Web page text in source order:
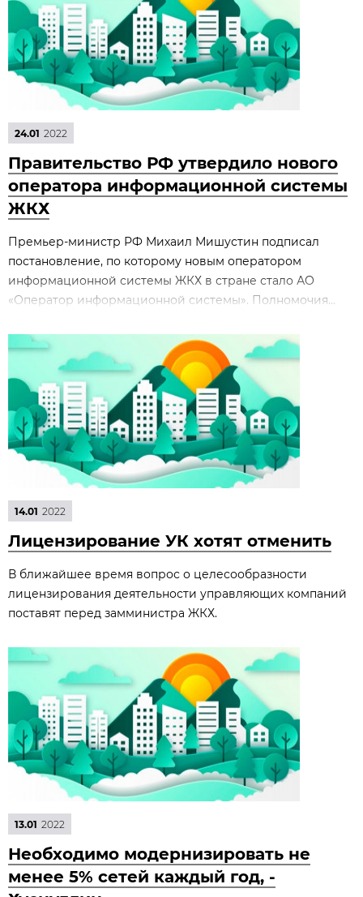
24.01 2022
Правительство РФ утвердило нового
оператора информационной системы
ЖКХ
Премьер-министр РФ Михаил Мишустин подписал
постановление, по которому новым оператором
информационной системы ЖКХ в стране стало АО
«Оператор информационной системы». Полномочия...
14.01 2022
Лицензирование УК хотят отменить
В ближайшее время вопрос о целесообразности
лицензирования деятельности управляющих компаний
поставят перед замминистра ЖКХ.
13.01 2022
Необходимо модернизировать не
менее 5% сетей каждый год, -